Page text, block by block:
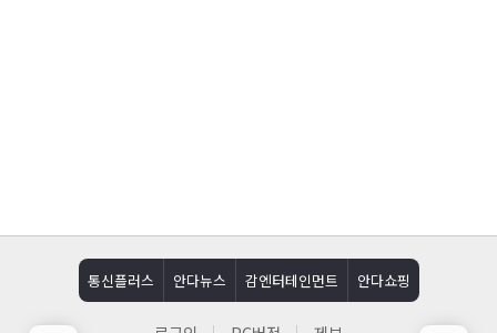
통신플러스 안다뉴스 감엔터테인먼트 안다쇼핑